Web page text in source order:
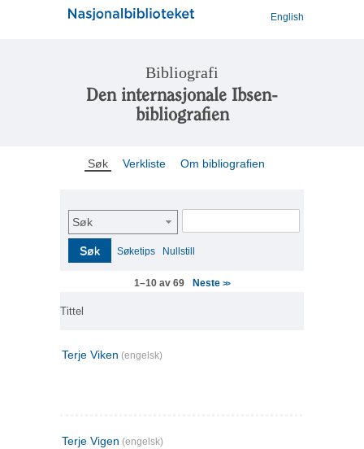
English
Bibliografi
Den internasjonale Ibsen-
bibliografien
Søk Verkliste Om bibliografien
Søk
Søk Søketips Nullstill
1–10 av 69 Neste>>
Tittel
Terje Viken (engelsk)
Terje Vigen (engelsk)